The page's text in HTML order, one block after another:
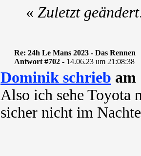
« Zuletzt
Re: 24h Le Mans 2023 - Das Rennen
Antwort #702 - 14.06.23 um 21:08:38
Dominik schrieb am
Also ich sehe Toyota
sicher nicht im